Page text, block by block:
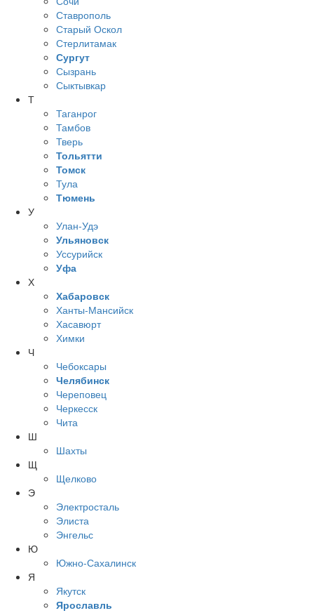
Ставрополь
Старый Оскол
Стерлитамак
Сургут
Сызрань
Сыктывкар
Т
Таганрог
Тамбов
Тверь
Тольятти
Томск
Тула
Тюмень
У
Улан-Удэ
Ульяновск
Уссурийск
Уфа
Х
Хабаровск
Ханты-Мансийск
Хасавюрт
Химки
Ч
Чебоксары
Челябинск
Череповец
Черкесск
Чита
Ш
Шахты
Щ
Щелково
Э
Электросталь
Элиста
Энгельс
Ю
Южно-Сахалинск
Я
Якутск
Ярославль